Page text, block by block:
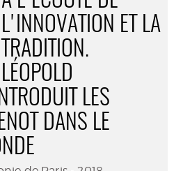
L'INNOVATION ET LA
TRADITION.
LÉOPOLD
LES
DANS LE